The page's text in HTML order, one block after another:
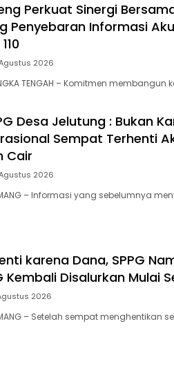
Perkuat Sinergi
Penyebaran Informasi
2026
TENGAH – Komitmen
Desa Jelutung : Bukan
Sempat Terhenti
Cair
2026
– Informasi yang sebelumnya
karena Dana, SPPG
Kembali Disalurkan Mulai
2026
– Setelah sempat menghentikan